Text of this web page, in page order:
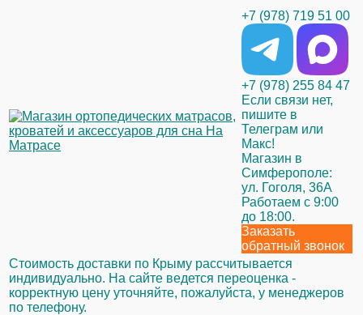
+7 (978) 719 51 00
+7 (978) 255 84 47
Если связи нет,
пишите в
Телеграм или
Макс!
Магазин в
Симферополе:
ул. Гоголя, 36А
Работаем с 9:00
до 18:00.
Заказать
обратный звонок
Стоимость доставки по Крыму рассчитывается
индивидуально. На сайте ведется переоценка -
корректную цену уточняйте, пожалуйста, у менеджеров
по телефону.